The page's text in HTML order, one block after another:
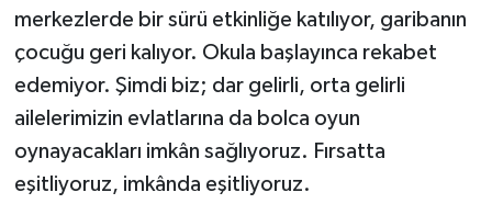
merkezlerde bir sürü etkinliğe katılıyor, garibanın
çocuğu geri kalıyor. Okula başlayınca rekabet
edemiyor. Şimdi biz; dar gelirli, orta gelirli
ailelerimizin evlatlarına da bolca oyun
oynayacakları imkân sağlıyoruz. Fırsatta
eşitliyoruz, imkânda eşitliyoruz.